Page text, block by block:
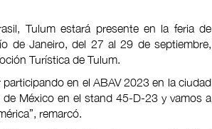
Tulum estará presente en la feria de
de Janeiro, del 27 al 29 de septiembre,
Turística de Tulum.
en el ABAV 2023 en la ciudad
México en el stand 45-D-23 y vamos a
remarcó.